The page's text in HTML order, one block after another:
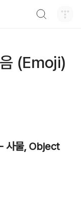
(Emoji)
사물, Object